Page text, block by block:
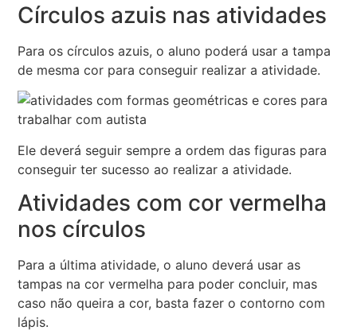
Círculos azuis nas atividades
Para os círculos azuis, o aluno poderá usar a tampa
de mesma cor para conseguir realizar a atividade.
Ele deverá seguir sempre a ordem das figuras para
conseguir ter sucesso ao realizar a atividade.
Atividades com cor vermelha
nos círculos
Para a última atividade, o aluno deverá usar as
tampas na cor vermelha para poder concluir, mas
caso não queira a cor, basta fazer o contorno com
lápis.